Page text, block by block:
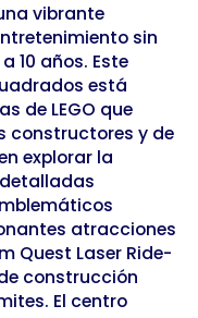
vibrante
sin
10 años. Este
está
de LEGO que
constructores y de
explorar la
detalladas
atracciones
Quest Laser Ride-
construcción
El centro